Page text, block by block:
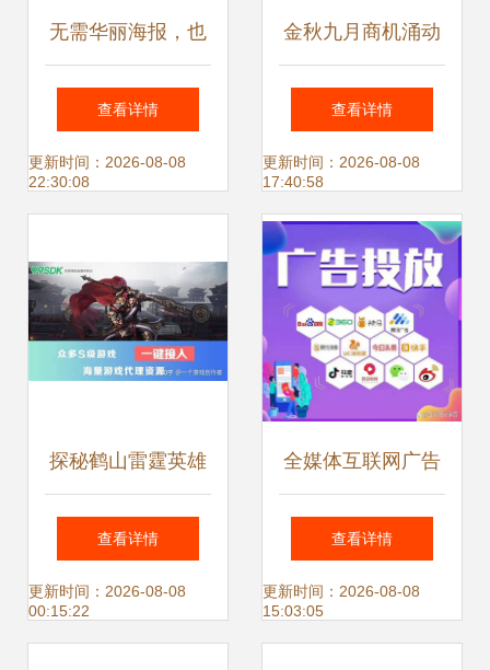
无需华丽海报，也
一样能打好产品广
告
查看详情
更新时间：2026-08-08
22:30:08
金秋九月商机涌动
四川酒店用品经销
商携合作诚意与您
相约西安展会
查看详情
更新时间：2026-08-08
17:40:58
探秘鹤山雷霆英雄
手游 加盟招商与广
告代理的机遇与挑
查看详情
更新时间：2026-08-08
00:15:22
全媒体互联网广告
解析与代理加盟全
攻略
查看详情
更新时间：2026-08-08
15:03:05